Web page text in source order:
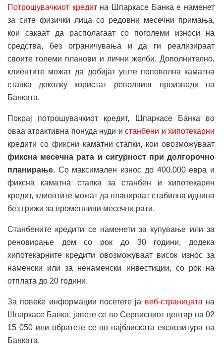
Потрошувачкиот кредитна Шпаркасе Банка е наменет
за сите физички лица со редовни месечни примања,
кои сакаат да располагаат со поголеми износи на
средства, без ограничувања и да ги реализираат
своите големи планови и лични желби. Дополнително,
клиентите можат да добијат уште поповолна каматна
стапка доколку користат револвинг производи на
Банката.
Покрај потрошувачкиот кредит, Шпаркасе Банка во
оваа атрактивна понуда нуди истанбени ихипотекарни
кредити со фиксни каматни стапки, кои овозможуваат
фиксна месечна рата и сигурност при долгорочно
планирање. Со максимален износ до 400.000 евра и
фиксна каматна стапка за станбен и хипотекарен
кредит, клиентите можат да планираат стабилна иднина
без грижи за променливи месечни рати.
Станбените кредити се наменети за купување или за
реновирање дом со рок до 30 години, додека
хипотекарните кредити овозможуваат висок износ за
наменски или за ненаменски инвестиции, со рок на
отплата до 20 години.
За повеќе информации посетете ја веб-страницата на
Шпаркасе Банка, јавете се во Сервисниот центар на 02
15 050 или обратете се во најблиската експозитура на
Банката.